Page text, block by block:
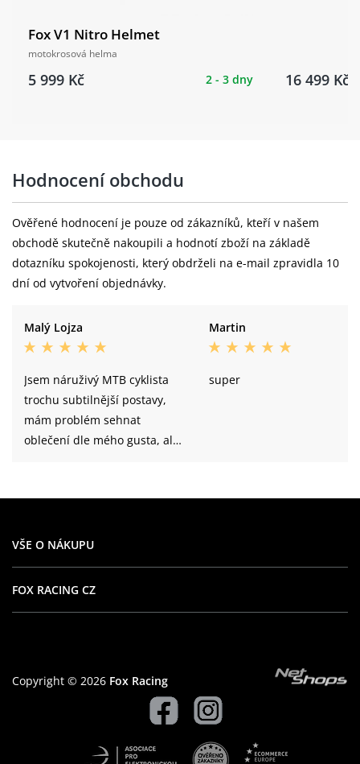
Fox V1 Nitro Helmet
motokrosová helma
5 999 Kč 2 - 3 dny 16 499 Kč
Hodnocení obchodu
Ověřené hodnocení je pouze od zákazníků, kteří v našem
obchodě skutečně nakoupili a hodnotí zboží na základě
dotazníku spokojenosti, který obdrželi na e-mail zpravidla 10
dní od vytvoření objednávky.
Malý Lojza
Jsem náruživý MTB cyklista
trochu subtilnější postavy,
mám problém sehnat
oblečení dle mého gusta, ale
Martin
super
VŠE O NÁKUPU
FOX RACING CZ
Copyright © 2026 Fox Racing